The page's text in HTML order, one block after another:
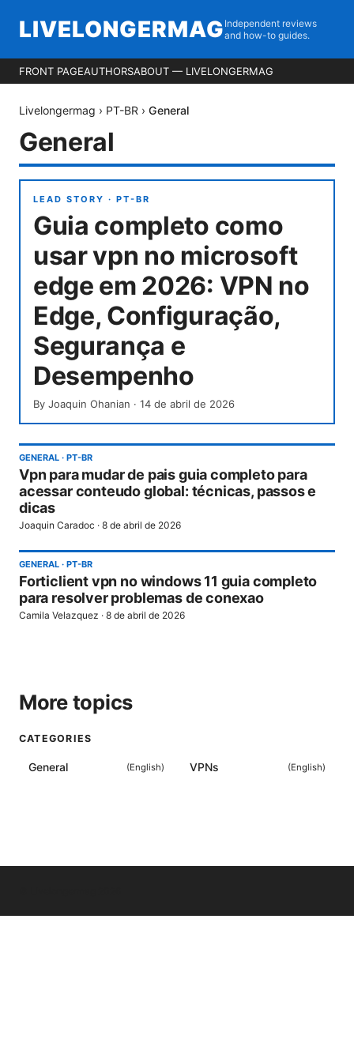
LIVELONGERMAG Independent reviews
and how-to guides.
FRONT PAGEAUTHORSABOUT — LIVELONGERMAG
Livelongermag › PT-BR › General
General
LEAD STORY · PT-BR
Guia completo como
usar vpn no microsoft
edge em 2026: VPN no
Edge, Configuração,
Segurança e
Desempenho
By Joaquin Ohanian · 14 de abril de 2026
GENERAL · PT-BR
Vpn para mudar de pais guia completo para
acessar conteudo global: técnicas, passos e
dicas
Joaquin Caradoc · 8 de abril de 2026
GENERAL · PT-BR
Forticlient vpn no windows 11 guia completo
para resolver problemas de conexao
Camila Velazquez · 8 de abril de 2026
More topics
CATEGORIES
General (English) VPNs (English)